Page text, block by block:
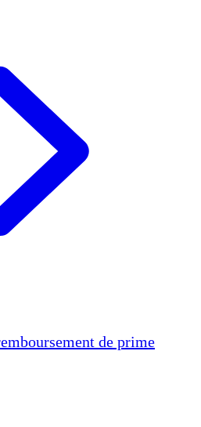
de prime